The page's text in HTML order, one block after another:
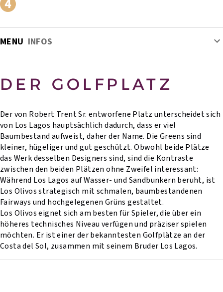
MENU INFOS
DER GOLFPLATZ
Der von Robert Trent Sr. entworfene Platz unterscheidet sich
von Los Lagos hauptsächlich dadurch, dass er viel
Baumbestand aufweist, daher der Name. Die Greens sind
kleiner, hügeliger und gut geschützt. Obwohl beide Plätze
das Werk desselben Designers sind, sind die Kontraste
zwischen den beiden Plätzen ohne Zweifel interessant:
Während Los Lagos auf Wasser- und Sandbunkern beruht, ist
Los Olivos strategisch mit schmalen, baumbestandenen
Fairways und hochgelegenen Grüns gestaltet.
Los Olivos eignet sich am besten für Spieler, die über ein
höheres technisches Niveau verfügen und präziser spielen
möchten. Er ist einer der bekanntesten Golfplätze an der
Costa del Sol, zusammen mit seinem Bruder Los Lagos.